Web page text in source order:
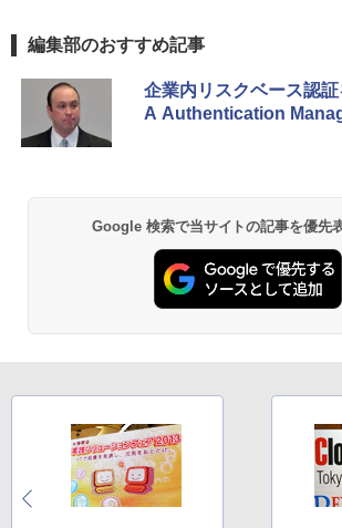
編集部のおすすめ記事
企業内リスクベース認
A Authentication
Google 検索で当サイトの記事を優先